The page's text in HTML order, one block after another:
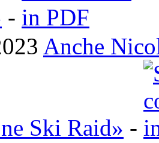
-
Anche
Ski Raid» -